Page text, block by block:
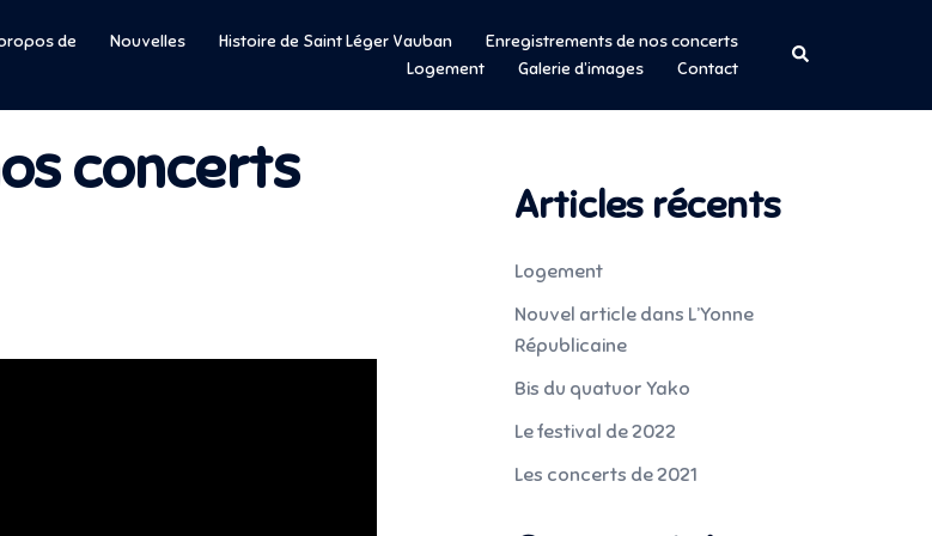
de Nouvelles Histoire de Saint Léger Vauban
Enregistrements de nos concerts
Logement
Galerie d’images Contact
Rechercher
concerts Articles récents
Logement
Nouvel article dans L’Yonne
Républicaine
Bis du quatuor Yako
Le festival de 2022
Les concerts de 2021